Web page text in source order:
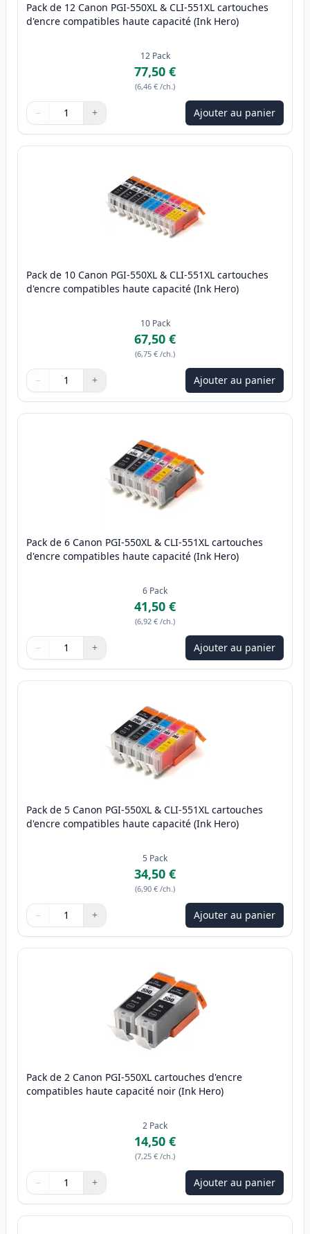
Pack de 12 Canon PGI-550XL & CLI-551XL cartouches
d'encre compatibles haute capacité (Ink Hero)
12 Pack
77,50 €
(6,46 € /ch.)
Quantité
Utilisez les boutons pour ajuster
− +
Quantité Ajouter au panier
Pack de 10 Canon PGI-550XL & CLI-551XL cartouches
d'encre compatibles haute capacité (Ink Hero)
10 Pack
67,50 €
(6,75 € /ch.)
Quantité
Utilisez les boutons pour ajuster
− +
Quantité Ajouter au panier
Pack de 6 Canon PGI-550XL & CLI-551XL cartouches
d'encre compatibles haute capacité (Ink Hero)
6 Pack
41,50 €
(6,92 € /ch.)
Quantité
Utilisez les boutons pour ajuster
− +
Quantité Ajouter au panier
Pack de 5 Canon PGI-550XL & CLI-551XL cartouches
d'encre compatibles haute capacité (Ink Hero)
5 Pack
34,50 €
(6,90 € /ch.)
Quantité
Utilisez les boutons pour ajuster
− +
Quantité Ajouter au panier
Pack de 2 Canon PGI-550XL cartouches d'encre
compatibles haute capacité noir (Ink Hero)
2 Pack
14,50 €
(7,25 € /ch.)
Quantité
Utilisez les boutons pour ajuster
− +
Quantité Ajouter au panier